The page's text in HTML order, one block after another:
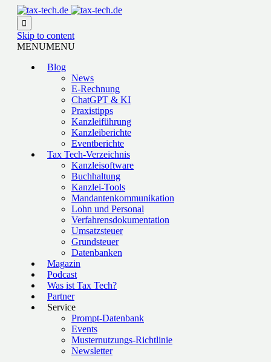

Skip to content
MENUMENU
Blog
News
E-Rechnung
ChatGPT & KI
Praxistipps
Kanzleiführung
Kanzleiberichte
Eventberichte
Tax Tech-Verzeichnis
Kanzleisoftware
Buchhaltung
Kanzlei-Tools
Mandantenkommunikation
Lohn und Personal
Verfahrensdokumentation
Umsatzsteuer
Grundsteuer
Datenbanken
Magazin
Podcast
Was ist Tax Tech?
Partner
Service
Prompt-Datenbank
Events
Musternutzungs-Richtlinie
Newsletter